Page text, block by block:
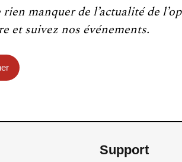
manquer de l’actualité de
et suivez nos événements.
Support